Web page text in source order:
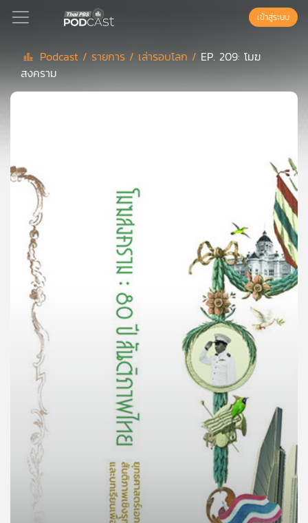
Podcast
สต์
แนะนำ
เพล
ของ
เพลง
บทความ
เข้าสู่ระบบ
Podcast / รายการ / เล่ารอบโลก / EP. 209: โมฆ
สงคราม